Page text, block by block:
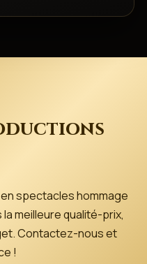
spectacles hommage
meilleure qualité-prix,
Contactez-nous et
!